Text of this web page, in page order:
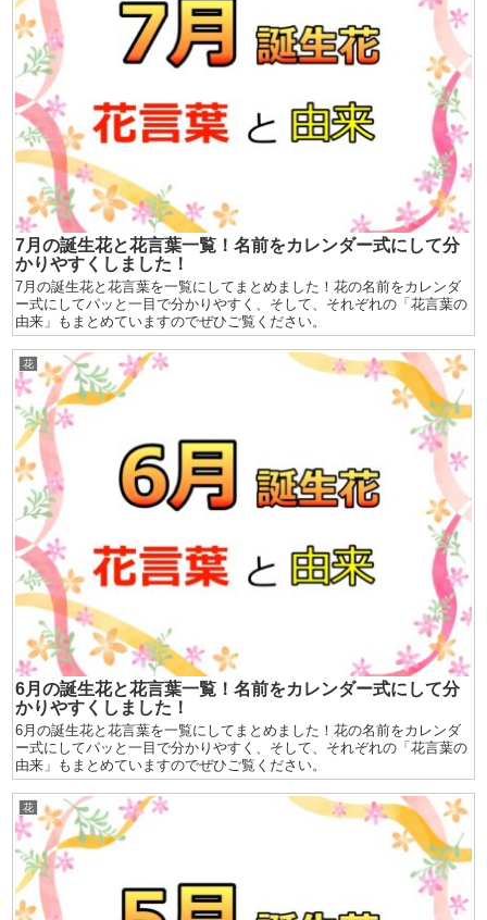
7月の誕生花と花言葉一覧！名前をカレンダー式にして分
かりやすくしました！
7月の誕生花と花言葉を一覧にしてまとめました！花の名前をカレンダ
ー式にしてパッと一目で分かりやすく、そして、それぞれの「花言葉の
由来」もまとめていますのでぜひご覧ください。
花
6月の誕生花と花言葉一覧！名前をカレンダー式にして分
かりやすくしました！
6月の誕生花と花言葉を一覧にしてまとめました！花の名前をカレンダ
ー式にしてパッと一目で分かりやすく、そして、それぞれの「花言葉の
由来」もまとめていますのでぜひご覧ください。
花